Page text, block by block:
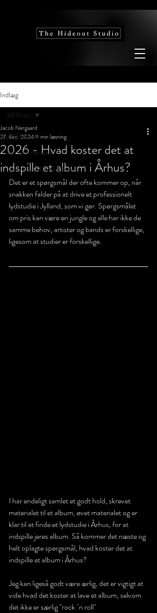
Indlæg
All Posts
Artister i studiet
Vidensbase for musikerer
All Posts
2026 - Hvad koster det at
indspille et album i Århus?
Jacob Nørgaard
27. dec. 20249 min læsning
Det er et spørgsmål der ofte kommer op, når
snakken falder på at drive et professionelt
lydstudie i Jylland, som vi gør. Spørgsmålet
om pris kan være en jungle og alle har ikke de
samme behov, artister og bands er forskellige,
ligesom at studier er forskellige.
I har endeligt samlet et godt hold, skrevet
materialet til et album, øvet materialet og er
klar til at finde et lydstudie i Århus, for at
indspille jeres album. Så kommer det næste og
helt oplagte spørgsmål, hvad koster det at
indspille et album i Århus?
Jeg kan ligeså godt være ærlig, det er vigtigt at
vide hvad det koster at lave et album, selvom
det ikke er særlig "rock ´n roll"